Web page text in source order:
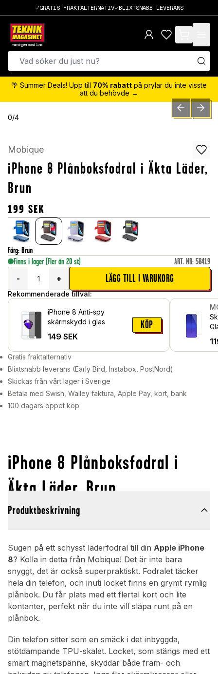
GRATIS FRAKTALTERNATIV BLIXTSNABB LEVERANS
items in cart,
🌴 Summer Deals! Upp till 70% rabatt på prylar du inte visste
att du behövde →
0/4 PREVIOUSNEXT
Mobique
iPhone 8 Plånboksfodral i Äkta Läder,
Brun
199 SEK
Färg: Brun
Finns i lager (Fler än 20 st) ART. NR: 58419
-
+ LÄGG TILL I VARUKORG
Rekommenderade tillval:
iPhone 8 Anti-spy
skärmskydd i glas
149 SEK
KÖP
Gratis fraktalternativ
Blixtsnabb leverans (Early Bird, Instabox, PostNord)
Skickas från vårt lager i Sverige
Betala med Swish, Walley faktura, Apple Pay, kort, bank
100 dagars öppet köp
iPhone 8 Plånboksfodral i
Äkta Läder, Brun
Produktbeskrivning
Sugen på ett schysst läderfodral till din Apple iPhone
8? Kolla in detta från Mobique! Det är inte bara
snyggt, det är också superpraktiskt. Fodralet täcker
hela din telefon, och inuti locket finns en grymt rymlig
plånbok. Du får plats med ett flertal kort och lite
kontanter, perfekt när du inte vill släpa runt på en
plånbok.
Din telefon sitter som en smäck i det inbyggda,
stötdämpande TPU-skalet. Locket, som stängs med ett
smart magnetspänne, skyddar både fram- och